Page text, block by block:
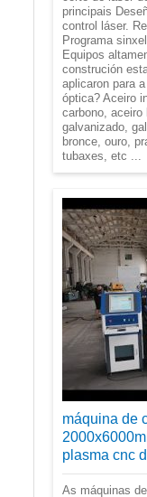
principais
control láser.
Programa
Equipos
construción
aplicaron para
óptica? Aceiro
carbono, aceiro
galvanizado,
bronce, ouro,
tubaxes, etc ...
máquina de
plasma cnc
As máquinas